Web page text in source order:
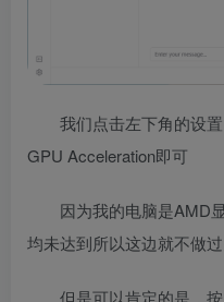
我们点击左下角的设
GPU Acceleration即可
因为我的电脑是AMD
均未达到所以这边就不做
但是可以肯定的是，